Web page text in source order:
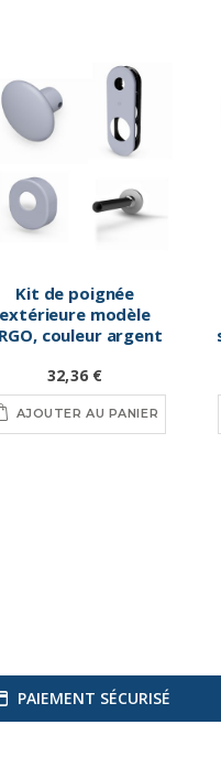
Kit de poignée
extérieure modèle
couleur argent
32,36 €
AJOUTER AU PANIER
PAIEMENT SÉCURISÉ